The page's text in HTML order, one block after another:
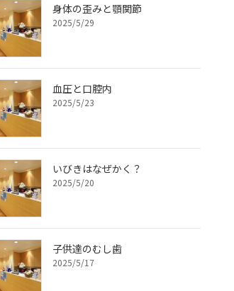
身体の歪みと顎関節
2025/5/29
血圧と口腔内
2025/5/23
いびきはなぜかく？
2025/5/20
子供達のむし歯
2025/5/17